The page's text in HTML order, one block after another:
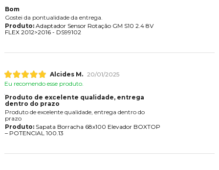
Bom
Gostei da pontualidade da entrega.
Produto:Adaptador Sensor Rotação GM S10 2.4 8V
FLEX 2012>2016 - DS99102
Alcides M. 20/01/2025
Eu recomendo esse produto.
Produto de excelente qualidade, entrega
dentro do prazo
Produto de excelente qualidade, entrega dentro do
prazo
Produto:Sapata Borracha 68x100 Elevador BOXTOP
– POTENCIAL 100.13